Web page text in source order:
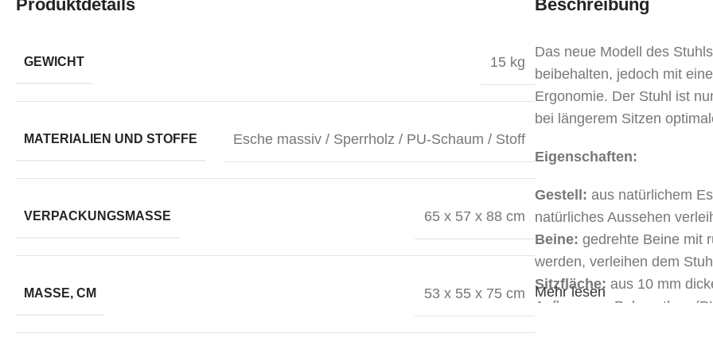
Produktdetails
GEWICHT 15 kg
MATERIALIEN UND STOFFE Esche massiv / Sperrholz / PU-Schaum / Stoff
VERPACKUNGSMASSE 65 x 57 x 88 cm
MASSE, CM 53 x 55 x 75 cm
Beschreibung
Das neue Modell des
beibehalten, jedoch mit
Ergonomie. Der Stuhl ist
bei längerem Sitzen
Eigenschaften:
Gestell: aus natürlichem
natürliches Aussehen
Beine: gedrehte Beine mit
werden, verleihen dem
Sitzfläche: aus 10 mm
Auflage aus Polyurethan
Mehr lesen